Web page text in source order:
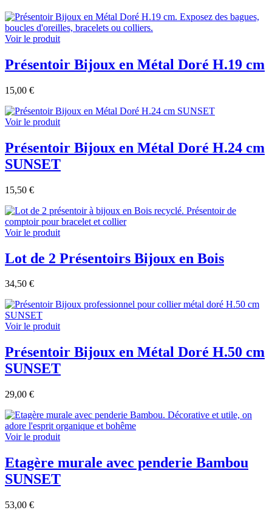
Voir le produit
Présentoir Bijoux en Métal Doré H.19 cm
15,00 €
Voir le produit
Présentoir Bijoux en Métal Doré H.24 cm
SUNSET
15,50 €
Voir le produit
Lot de 2 Présentoirs Bijoux en Bois
34,50 €
Voir le produit
Présentoir Bijoux en Métal Doré H.50 cm
SUNSET
29,00 €
Voir le produit
Etagère murale avec penderie Bambou
SUNSET
53,00 €